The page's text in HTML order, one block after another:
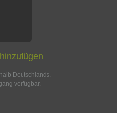
Deutschlands.
verfügbar.